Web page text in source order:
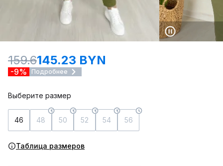
159.6145.23 BYN
-9% Подробнее
Выберите размер
46 48 50 52 54 56
Таблица размеров